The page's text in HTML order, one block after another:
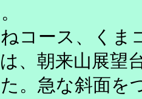
コース、くま
、朝来山展望
。急な斜面を